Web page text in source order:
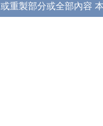
或重製部分或全部內容